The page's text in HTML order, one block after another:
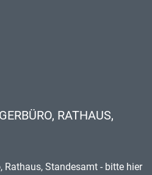
RATHAUS,
Rathaus, Standesamt - bitte hier